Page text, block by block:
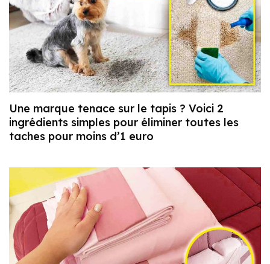
Une marque tenace sur le tapis ? Voici 2
ingrédients simples pour éliminer toutes les
taches pour moins d’1 euro